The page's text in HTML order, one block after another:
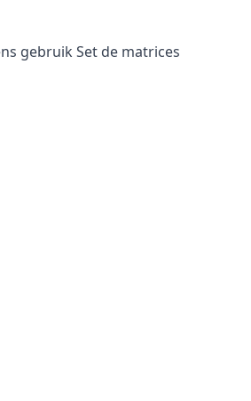
gebruik Set de matrices